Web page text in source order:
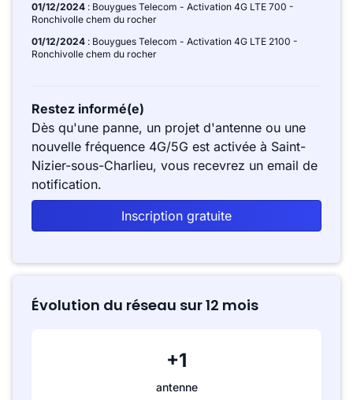
01/12/2024 : Bouygues Telecom - Activation 4G LTE 700 -
Ronchivolle chem du rocher
01/12/2024 : Bouygues Telecom - Activation 4G LTE 2100 -
Ronchivolle chem du rocher
Restez informé(e)
Dès qu'une panne, un projet d'antenne ou une
nouvelle fréquence 4G/5G est activée à Saint-
Nizier-sous-Charlieu, vous recevrez un email de
notification.
Inscription gratuite
Évolution du réseau sur 12 mois
+1
antenne